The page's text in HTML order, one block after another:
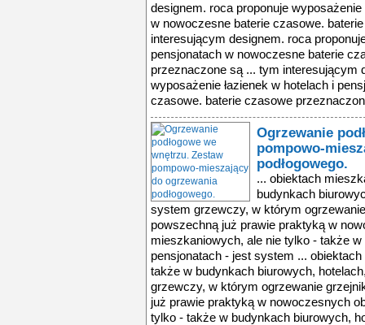
designem. roca proponuje
w nowoczesne baterie czasowe.
interesującym designem. roca
pensjonatach w nowoczesne baterie
przeznaczone są ... tym interesującym
wyposażenie łazienek w hotelach i
czasowe. baterie czasowe
Ogrzewanie
pompowo-
podłogowego.
... obiektach
budynkach
system grzewczy, w którym
powszechną już prawie praktyką w
mieszkaniowych, ale nie tylko - także
pensjonatach - jest system ...
także w budynkach biurowych,
grzewczy, w którym ogrzewanie
już prawie praktyką w nowoczesnych
tylko - także w budynkach biurowych,